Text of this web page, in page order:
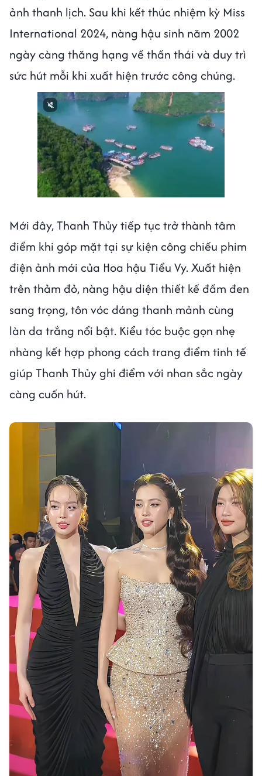
ảnh thanh lịch. Sau khi kết thúc nhiệm kỳ Miss
International 2024, nàng hậu sinh năm 2002
ngày càng thăng hạng về thần thái và duy trì
sức hút mỗi khi xuất hiện trước công chúng.
Mới đây, Thanh Thủy tiếp tục trở thành tâm
điểm khi góp mặt tại sự kiện công chiếu phim
điện ảnh mới của Hoa hậu Tiểu Vy. Xuất hiện
trên thảm đỏ, nàng hậu diện thiết kế đầm đen
sang trọng, tôn vóc dáng thanh mảnh cùng
làn da trắng nổi bật. Kiểu tóc buộc gọn nhẹ
nhàng kết hợp phong cách trang điểm tinh tế
giúp Thanh Thủy ghi điểm với nhan sắc ngày
càng cuốn hút.